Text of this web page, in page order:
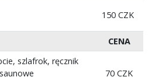
150 CZK
CENA
szlafrok, ręcznik
70 CZK